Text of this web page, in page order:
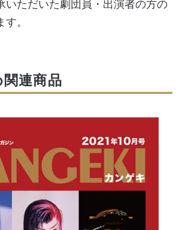
いただいた劇団員・出演者の方の
。
連商品